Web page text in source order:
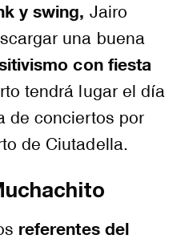
y swing, Jairo
una buena
con fiesta
tendrá lugar el día
de conciertos por
de Ciutadella.
referentes del